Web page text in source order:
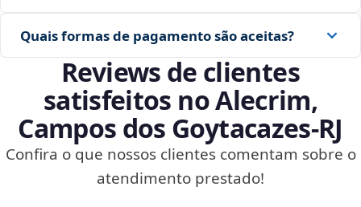
Quais formas de pagamento são aceitas?
Reviews de clientes
satisfeitos no Alecrim,
Campos dos Goytacazes‑RJ
Confira o que nossos clientes comentam sobre o
atendimento prestado!